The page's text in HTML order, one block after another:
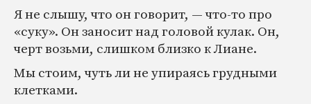
Я не слышу, что он говорит, — что-то про
«суку». Он заносит над головой кулак. Он,
черт возьми, слишком близко к Лиане.
Мы стоим, чуть ли не упираясь грудными
клетками.